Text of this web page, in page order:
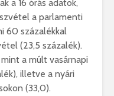
a 16 órás adatok,
a parlamenti
60 százalékkal
(23,5 százalék).
a múlt vasárnapi
illetve a nyári
(33,0).